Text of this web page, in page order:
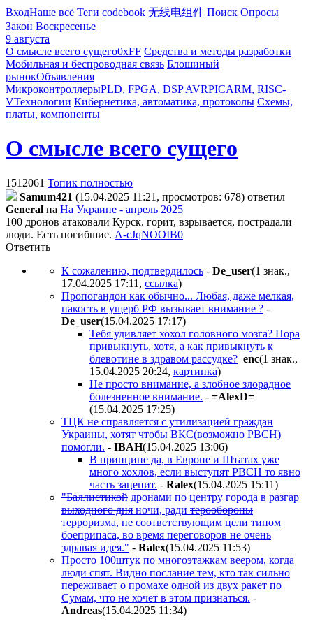
ВходНаше всё Теги codebook 无线电组件 Поиск Опросы
Закон Воскресенье
9 августа
О смысле всего сущего0xFF Средства и методы разработки
Мобильная и беспроводная связь Блошиный
рынокОбъявления
МикроконтроллерыPLD, FPGA, DSP AVRPICARM, RISC-
VТехнологии Кибернетика, автоматика, протоколы Схемы,
платы, компоненты
О смысле всего сущего
1512061 Топик полностью
Samum421 (15.04.2025 11:21, просмотров: 678) ответил
General на На Украине - апрель 2025
100 дронов атаковали Курск. горит, взрывается, пострадали
люди. Есть погибшие. A-cJqNOOIB0
Ответить
К сожалению, подтвердилось - De_user(1 знак.,
17.04.2025 17:11 , ссылка)
Пропогандон как обычно... Любая, даже мелкая,
пакость в ущерб РФ вызывает внимание ? -
De_user(15.04.2025 17:17)
Тебя удивляет хохол головного мозга? Пора
привыкнуть, хотя, а как привыкнуть к
блевотине в здравом рассудке? enc(1 знак.,
15.04.2025 20:24, картинка)
Не просто внимание, а злобное злорадное
болезненное внимание. - =AlexD=
(15.04.2025 17:25)
ТЦК не справляется с утилизацией граждан
Украины, хотят чтобы ВКС(возможно РВСН)
помогли. - IBAH(15.04.2025 13:06)
В принципе да, в Европе и Штатах уже
много хохлов, если выступят РВСН то явно
часть зацепит. - Ralex(15.04.2025 15:11)
"Баллистикой дронами по центру города в разгар
выходного дня ночи, ради терообороны
терроризма, не соответствующим цели типом
боеприпаса, во время переговоров не очень
здравая идея." - Ralex(15.04.2025 11:53)
Просто 100штук по многоэтажкам веером, когда
люди спят. Видно послание тем, кто так сильно
переживает о промахе одной из двух ракет по
Сумам, что не хочет в этом признаться. -
Andreas(15.04.2025 11:34)